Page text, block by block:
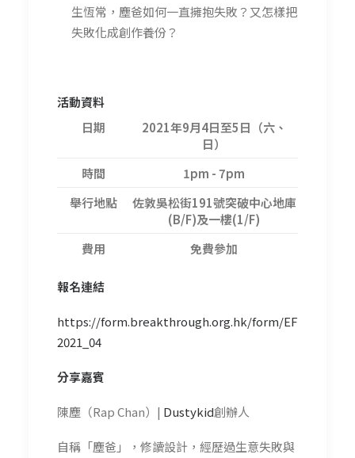
生恆常，塵爸如何一直擁抱失敗？又怎樣把
失敗化成創作養份？
活動資料
日期
2021年9月4日至5日（六、
日）
時間
1pm - 7pm
舉行地點
佐敦吳松街191號突破中心地庫
(B/F)及一樓(1/F)
費用
免費參加
報名連結
https://form.breakthrough.org.hk/form/EF
2021_04
分享嘉賓
陳塵（Rap Chan）| Dustykid創辦人
自稱「塵爸」，修讀設計，經歷過生意失敗與